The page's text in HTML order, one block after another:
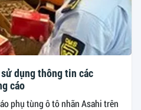
dụng thông tin các
cáo
phụ tùng ô tô nhãn Asahi trên